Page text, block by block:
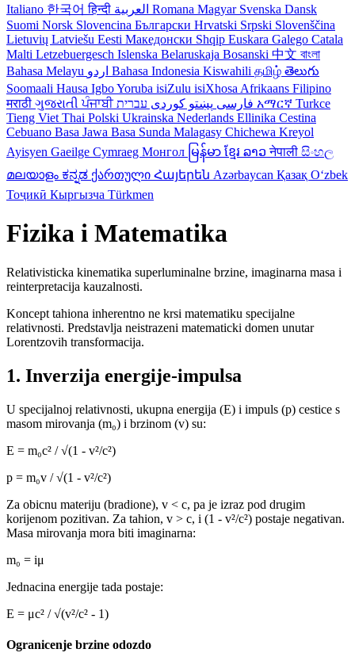
Italiano 한국어हिन्दी Romana Magyar Svenska Dansk
Suomi Norsk Slovencina Български Hrvatski Srpski Slovenščina
Lietuvių Latviešu Eesti Македонски Shqip Euskara Galego Catala
Malti Letzebuergesch Islenska Belaruskaja Bosanski 中文 বাংলা
Bahasa Melayu
Bahasa Indonesia Kiswahili தமிழ் తెలుగు
Soomaali Hausa IgboYoruba isiZulu isiXhosa Afrikaans Filipino
मराठी ગુજરાતીਪੰਜਾਬੀ فارسی پښتو کوردی አማርኛ Turkce
Tieng Viet Thai Polski Ukrainska Nederlands Ellinika Cestina
Cebuano Basa Jawa Basa Sunda Malagasy Chichewa Kreyol
Ayisyen Gaeilge Cymraeg Монгол မြန်မာ ខ្មែរ ລາວनेपाली සිංහල
മലയാളം ಕನ್ನಡ ქართული Հայերեն Azərbaycan Қазақ Oʻzbek
Тоҷикӣ Кыргызча Türkmen
Fizika i Matematika
Relativisticka kinematika superluminalne brzine, imaginarna masa i
reinterpretacija kauzalnosti.
Koncept tahiona inherentno ne krsi matematiku specijalne
relativnosti. Predstavlja neistrazeni matematicki domen unutar
Lorentzovih transformacija.
1. Inverzija energije-impulsa
U specijalnoj relativnosti, ukupna energija (E) i impuls (p) cestice s
masom mirovanja (m₀) i brzinom (v) su:
E = m₀c² / √(1 - v²/c²)
p = m₀v / √(1 - v²/c²)
Za obicnu materiju (bradione), v < c, pa je izraz pod drugim
korijenom pozitivan. Za tahion, v > c, i (1 - v²/c²) postaje negativan.
Masa mirovanja mora biti imaginarna:
m₀ = iμ
Jednacina energije tada postaje:
E = μc² / √(v²/c² - 1)
Ogranicenje brzine odozdo